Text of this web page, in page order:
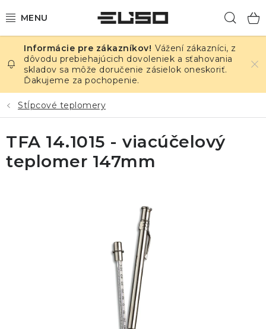
na
ELEKTRINA
TEPLOTA A VLHKOSŤ
TLAK A ÚNIKY
ZÁZNAMNÍKY
Vážení zákazníci, z
dôvodu prebiehajúcich dovoleniek a sťahovania
skladov sa môže doručenie zásielok oneskoriť.
Ďakujeme za pochopenie.
Stĺpcové teplomery
TFA 14.1015 - viacúčelový
teplomer 147mm